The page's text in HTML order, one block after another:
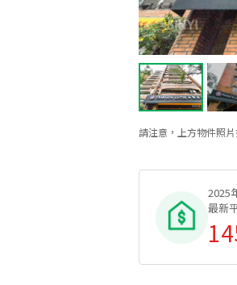
請注意，上方物件照
2025
最新